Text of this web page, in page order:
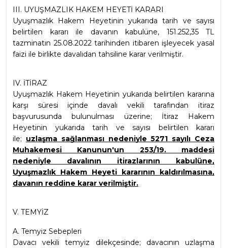
III. UYUŞMAZLIK HAKEM HEYETİ KARARI
Uyuşmazlık Hakem Heyetinin yukarıda tarih ve sayısı
belirtilen kararı ile davanın kabulüne, 151.252,35 TL
tazminatın 25.08.2022 tarihinden itibaren işleyecek yasal
faizi ile birlikte davalıdan tahsiline karar verilmiştir.
IV. İTİRAZ
Uyuşmazlık Hakem Heyetinin yukarıda belirtilen kararına
karşı süresi içinde davalı vekili tarafından itiraz
başvurusunda bulunulması üzerine; İtiraz Hakem
Heyetinin yukarıda tarih ve sayısı belirtilen kararı
ile; uzlaşma sağlanması nedeniyle 5271 sayılı Ceza
Muhakemesi Kanunun'un 253/19. maddesi
nedeniyle davalının itirazlarının kabulüne,
Uyuşmazlık Hakem Heyeti kararının kaldırılmasına,
davanın reddine karar verilmiştir.
V. TEMYİZ
A. Temyiz Sebepleri
Davacı vekili temyiz dilekçesinde; davacının uzlaşma